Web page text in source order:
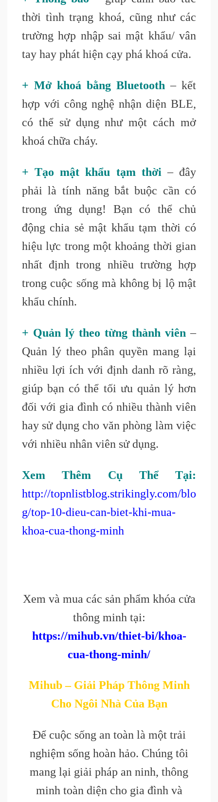
thời tình trạng khoá, cũng như các
trường hợp nhập sai mật khẩu/ vân
tay hay phát hiện cạy phá khoá cửa.
+ Mở khoá bằng Bluetooth – kết
hợp với công nghệ nhận diện BLE,
có thể sử dụng như một cách mở
khoá chữa cháy.
+ Tạo mật khẩu tạm thời– đây
phải là tính năng bắt buộc cần có
trong ứng dụng! Bạn có thể chủ
động chia sẻ mật khẩu tạm thời có
hiệu lực trong một khoảng thời gian
nhất định trong nhiều trường hợp
trong cuộc sống mà không bị lộ mật
khẩu chính.
+ Quản lý theo từng thành viên –
Quản lý theo phân quyền mang lại
nhiều lợi ích với định danh rõ ràng,
giúp bạn có thể tối ưu quản lý hơn
đối với gia đình có nhiều thành viên
hay sử dụng cho văn phòng làm việc
với nhiều nhân viên sử dụng.
Xem Thêm Cụ Thể Tại:
http://topnlistblog.strikingly.com/blo
g/top-10-dieu-can-biet-khi-mua-
khoa-cua-thong-minh
Xem và mua các sản phẩm khóa cửa
thông minh tại:
https://mihub.vn/thiet-bi/khoa-
cua-thong-minh/
Mihub – Giải Pháp Thông Minh
Cho Ngôi Nhà Của Bạn
Để cuộc sống an toàn là một trải
nghiệm sống hoàn hảo. Chúng tôi
mang lại giải pháp an ninh, thông
minh toàn diện cho gia đình và